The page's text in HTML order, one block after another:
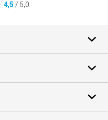
4,5 / 5,0